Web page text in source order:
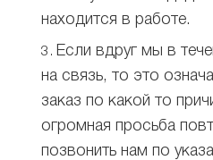
находится в работе.
Если вдруг мы в
на связь, то это
заказ по какой то
огромная просьба
позвонить нам по